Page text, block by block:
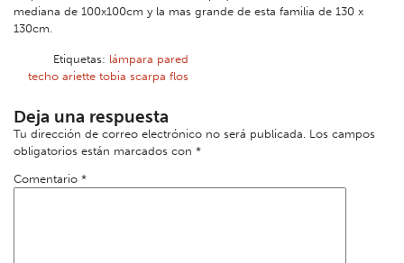
mediana de 100x100cm y la mas grande de esta familia de 130 x
130cm.
Etiquetas: lámpara pared
techo ariette tobia scarpa flos
Deja una respuesta
Tu dirección de correo electrónico no será publicada. Los campos
obligatorios están marcados con *
Comentario *